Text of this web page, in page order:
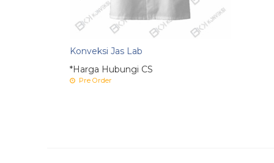
Konveksi Jas Lab
*Harga Hubungi CS
Pre Order